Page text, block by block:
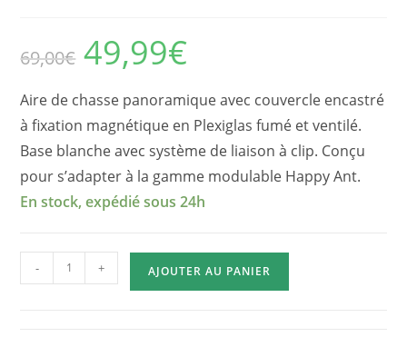
69,00€
Le
prix
initial
49,99€
49,99€.
Aire de chasse panoramique avec couvercle encastré
à fixation magnétique en Plexiglas fumé et ventilé.
Base blanche avec système de liaison à clip. Conçu
pour s’adapter à la gamme modulable Happy Ant.
En stock, expédié sous 24h
quantité
de
- + AJOUTER AU PANIER